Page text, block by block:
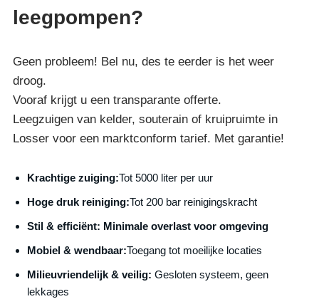
leegpompen?
Geen probleem! Bel nu, des te eerder is het weer
droog.
Vooraf krijgt u een transparante offerte.
Leegzuigen van kelder, souterain of kruipruimte in
Losser voor een marktconform tarief. Met garantie!
Krachtige zuiging:Tot 5000 liter per uur
Hoge druk reiniging:Tot 200 bar reinigingskracht
Stil & efficiënt: Minimale overlast voor omgeving
Mobiel & wendbaar:Toegang tot moeilijke locaties
Milieuvriendelijk & veilig: Gesloten systeem, geen
lekkages